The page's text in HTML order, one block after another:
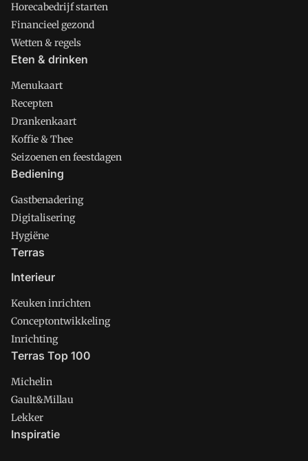
Horecabedrijf starten
Financieel gezond
Wetten & regels
Eten & drinken
Menukaart
Recepten
Drankenkaart
Koffie & Thee
Seizoenen en feestdagen
Bediening
Gastbenadering
Digitalisering
Hygiëne
Terras
Interieur
Keuken inrichten
Conceptontwikkeling
Inrichting
Terras Top 100
Michelin
Gault&Millau
Lekker
Inspiratie